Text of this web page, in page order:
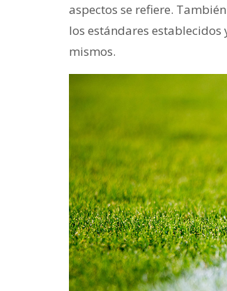
aspectos se refiere.
los estándares
mismos.